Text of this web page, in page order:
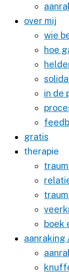
over mij
wie
hoe
in de
gratis
therapie
boek